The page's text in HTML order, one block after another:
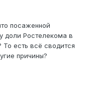
посаженной
доли Ростелекома в
есть всё сводится
причины?